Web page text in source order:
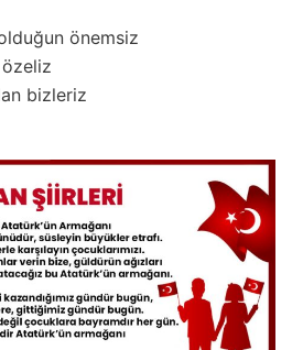
önemsiz
bizleriz